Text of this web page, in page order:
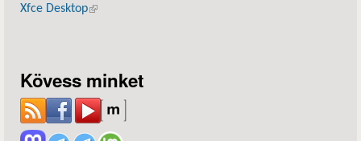
Xfce Desktop(külső hivatkozás)
Kövess minket